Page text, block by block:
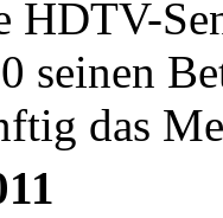
HDTV-
seinen
das